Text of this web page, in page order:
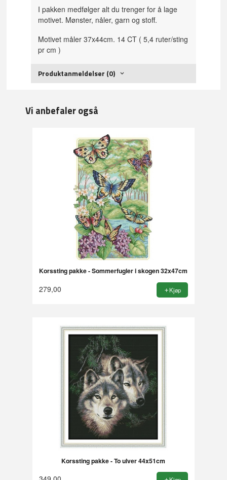
I pakken medfølger alt du trenger for å lage
motivet. Mønster, nåler, garn og stoff.
Motivet måler 37x44cm. 14 CT ( 5,4 ruter/sting
pr cm )
Produktanmeldelser (0)
Vi anbefaler også
Korssting pakke - Sommerfugler i skogen 32x47cm
279,00 Kjøp
Korssting pakke - To ulver 44x51cm